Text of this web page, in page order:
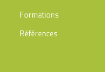
Formations
Références